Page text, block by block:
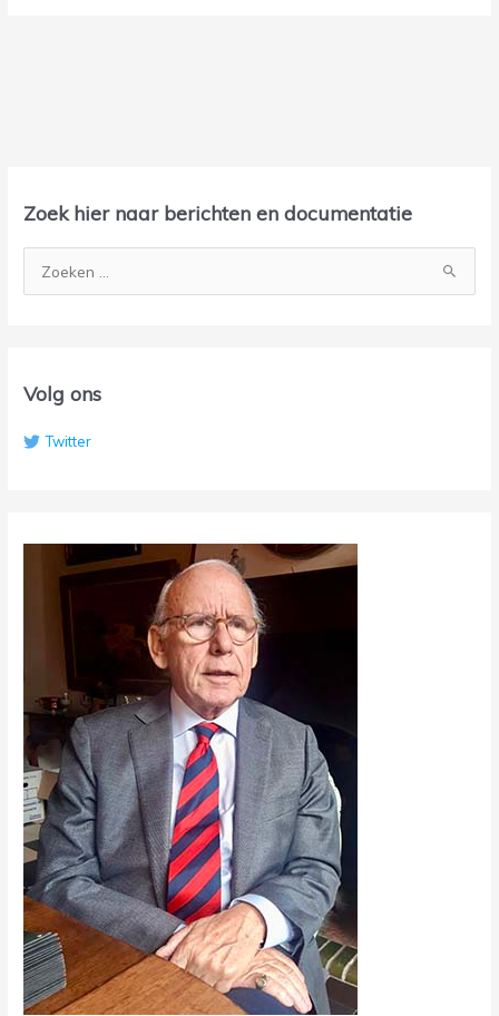
Zoek hier naar berichten en documentatie
n
a
Volg ons
Twitter
r
i